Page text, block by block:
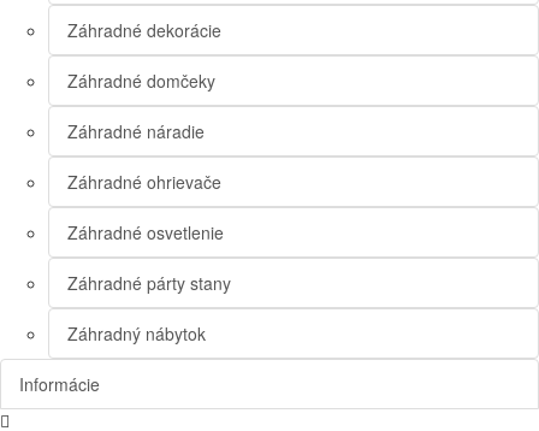
Záhradné dekorácie
Záhradné domčeky
Záhradné náradie
Záhradné ohrievače
Záhradné osvetlenie
Záhradné párty stany
Záhradný nábytok
Informácie